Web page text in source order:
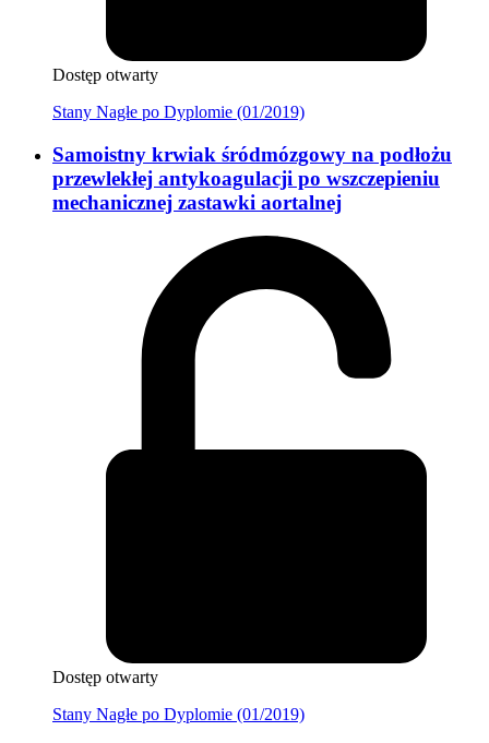
Dostęp otwarty
Stany Nagłe po Dyplomie (01/2019)
Samoistny krwiak śródmózgowy na podłożu
przewlekłej antykoagulacji po wszczepieniu
mechanicznej zastawki aortalnej
Dostęp otwarty
Stany Nagłe po Dyplomie (01/2019)